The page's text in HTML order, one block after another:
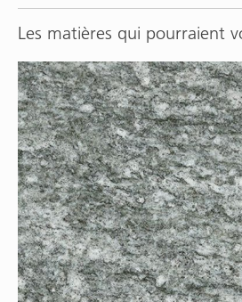
Les matières qui pourraient